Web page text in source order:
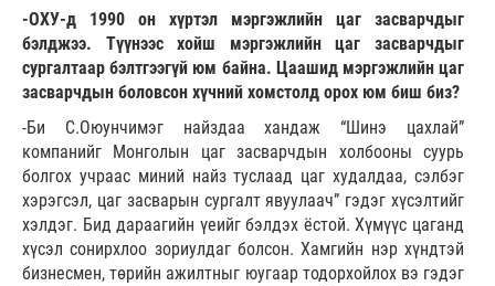
-ОХУ-д 1990 он хүртэл мэргэжлийн цаг засварчдыг
бэлджээ. Түүнээс хойш мэргэжлийн цаг засварчдыг
сургалтаар бэлтгээгүй юм байна. Цаашид мэргэжлийн цаг
засварчдын боловсон хүчний хомстолд орох юм биш биз?
-Би С.Оюунчимэг найздаа хандаж “Шинэ цахлай”
компанийг Монголын цаг засварчдын холбооны суурь
болгох учраас миний найз туслаад цаг худалдаа, сэлбэг
хэрэгсэл, цаг засварын сургалт явуулаач” гэдэг хүсэлтийг
хэлдэг. Бид дараагийн үеийг бэлдэх ёстой. Хүмүүс цаганд
хүсэл сонирхлоо зориулдаг болсон. Хамгийн нэр хүндтэй
бизнесмен, төрийн ажилтныг юугаар тодорхойлох вэ гэдэг